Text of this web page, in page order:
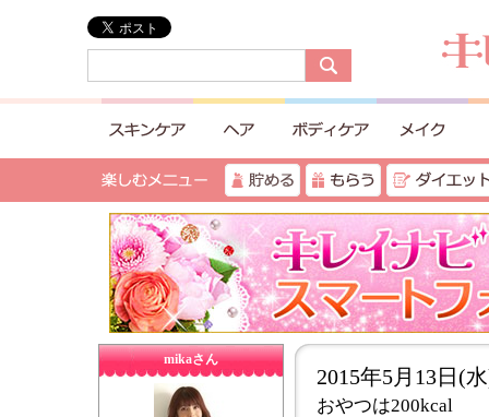
mikaさん
2015年5月13日(
おやつは200kcal